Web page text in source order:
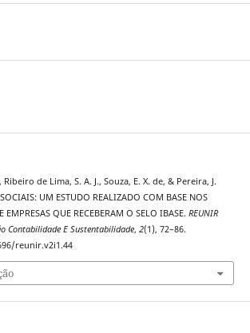
de Lima, S. A. J., Souza, E. X. de, & Pereira, J.
UM ESTUDO REALIZADO COM BASE NOS
EMPRESAS QUE RECEBERAM O SELO IBASE. REUNIR
Contabilidade E Sustentabilidade, 2(1), 72–86.
reunir.v2i1.44